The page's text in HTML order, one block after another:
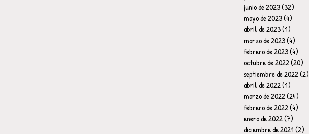
junio de 2023(32)
mayo de 2023(4)
abril de 2023(1)
marzo de 2023(4)
febrero de 2023(4)
octubre de 2022(20)
septiembre de 2022(2)
abril de 2022(1)
marzo de 2022(24)
febrero de 2022(4)
enero de 2022(7)
diciembre de 2021(2)